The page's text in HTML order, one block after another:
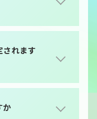
されます
か